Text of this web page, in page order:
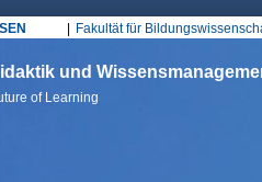
Fakultät für
und
of Learning